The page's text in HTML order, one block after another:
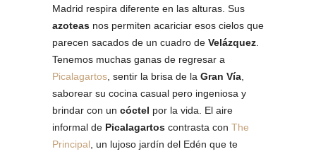
Madrid respira diferente en las alturas. Sus
azoteas nos permiten acariciar esos cielos que
parecen sacados de un cuadro de Velázquez
Tenemos muchas ganas de regresar a
Picalagartos , sentir la brisa de la Gran Vía
saborear su cocina casual pero ingeniosa y
brindar con un cóctel por la vida. El aire
informal de Picalagartos contrasta con The
Principal , un lujoso jardín del Edén que te